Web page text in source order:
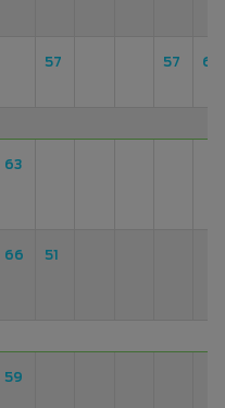
57 57 60
63
66 51
59